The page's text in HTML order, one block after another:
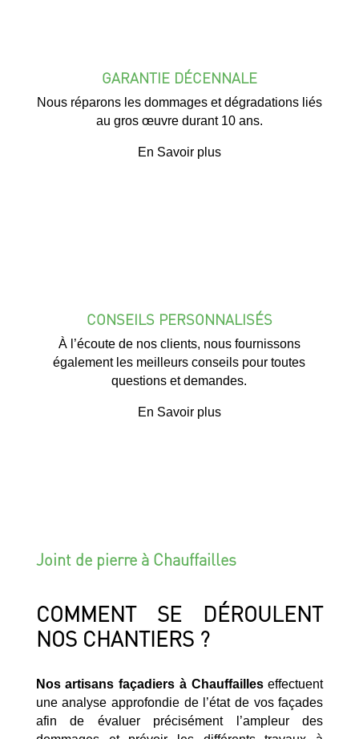
GARANTIE DÉCENNALE
Nous réparons les dommages et dégradations liés
au gros œuvre durant 10 ans.
En Savoir plus
CONSEILS PERSONNALISÉS
À l’écoute de nos clients, nous fournissons
également les meilleurs conseils pour toutes
questions et demandes.
En Savoir plus
Joint de pierre à Chauffailles
COMMENT SE DÉROULENT
NOS CHANTIERS ?
Nos artisans façadiers à Chauffailleseffectuent
une analyse approfondie de l’état de vos façades
afin de évaluer précisément l’ampleur des